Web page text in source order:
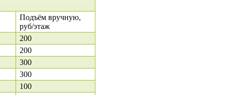
Подъём вручную,
руб/этаж
200
200
300
300
100